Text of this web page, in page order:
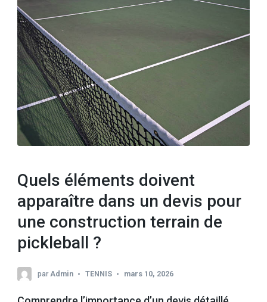
Quels éléments doivent
apparaître dans un devis pour
une construction terrain de
pickleball ?
par Admin TENNIS mars 10, 2026